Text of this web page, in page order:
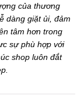
của thương
dàng giặt ủi, đảm
tâm hơn trong
sự phù hợp với
shop luôn đắt